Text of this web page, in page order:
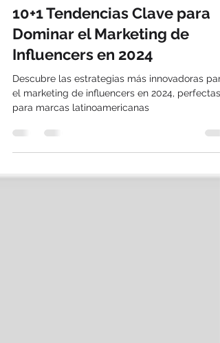
Manuel Caro
26 ene 2024
10 min de lectura
10+1 Tendencias Clave para
Dominar el Marketing de
Influencers en 2024
el marketing de influencers en 2024, perfectas
para marcas latinoamericanas